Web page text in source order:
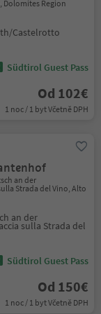
Region
Castelrotto
Südtirol Guest Pass
Od 102€
1 noc / 1 byt Včetně DPH
an der
Strada del Vino, Alto
an der
sulla Strada del
Südtirol Guest Pass
Od 150€
1 noc / 1 byt Včetně DPH